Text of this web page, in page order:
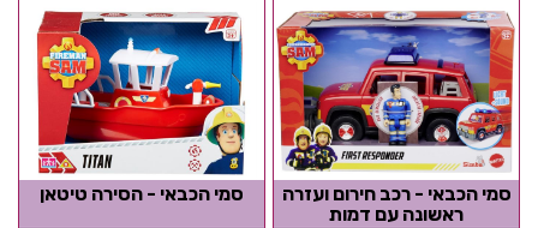
סמי הכבאי - רכב חירום ועזרה
ראשונה עם דמות
סמי הכבאי - הסירה טיטאן